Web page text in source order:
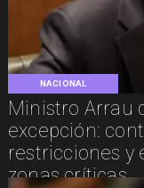
NACIONAL
Ministro Arrau
excepción:
restricciones y
zonas críticas